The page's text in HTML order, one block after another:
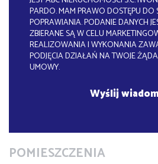
PARDO. MAM PRAWO DOSTĘPU DO
POPRAWIANIA. PODANIE DANYCH
ZBIERANE SĄ W CELU
REALIZOWANIA I WYKONANIA
PODJĘCIA DZIAŁAŃ NA TWOJE
UMOWY.
POMIESZCZENIA